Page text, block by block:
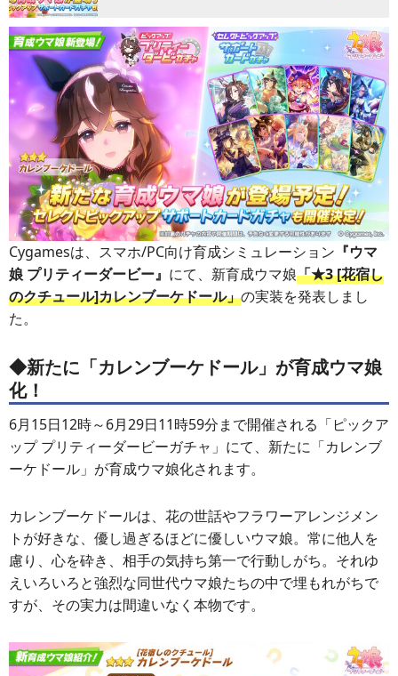
Cygamesは、スマホ/PC向け育成シミュレーション 『ウマ
娘 プリティーダービー』 にて、新育成ウマ娘「★3 [花宿し
のクチュール]カレンブーケドール」の実装を発表しまし
た。
◆新たに「カレンブーケドール」が育成ウマ娘
化！
6月15日12時～6月29日11時59分まで開催される「ピックア
ップ プリティーダービーガチャ」にて、新たに「カレンブ
ーケドール」が育成ウマ娘化されます。
カレンブーケドールは、花の世話やフラワーアレンジメン
トが好きな、優し過ぎるほどに優しいウマ娘。常に他人を
慮り、心を砕き、相手の気持ち第一で行動しがち。それゆ
えいろいろと強烈な同世代ウマ娘たちの中で埋もれがちで
すが、その実力は間違いなく本物です。